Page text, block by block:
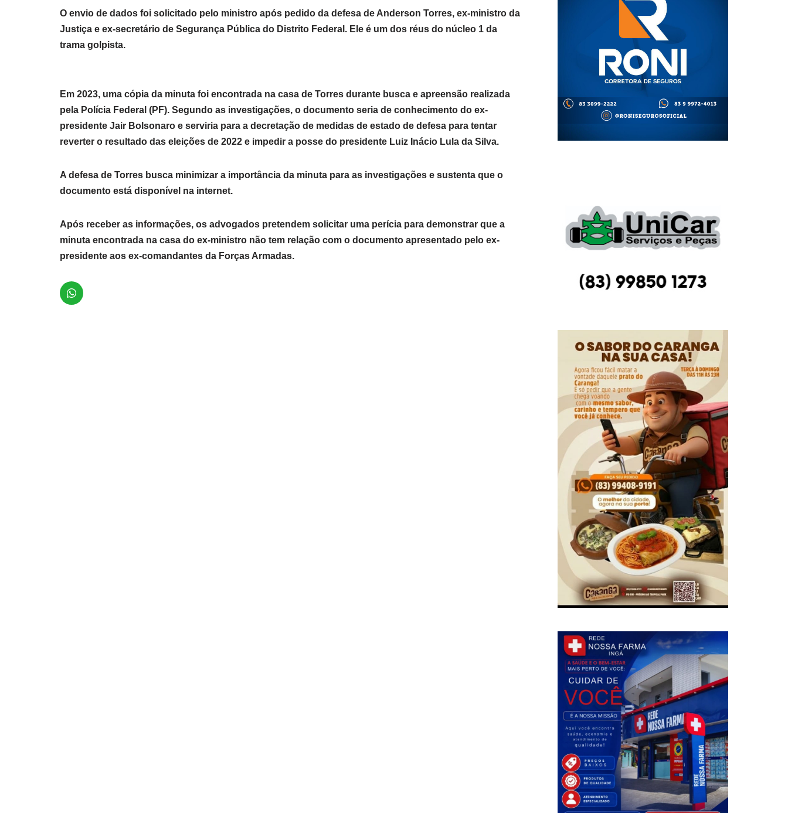
O envio de dados foi solicitado pelo ministro após pedido da defesa de Anderson Torres, ex-ministro da
Justiça e ex-secretário de Segurança Pública do Distrito Federal. Ele é um dos réus do núcleo 1 da
trama golpista.
Em 2023, uma cópia da minuta foi encontrada na casa de Torres durante busca e apreensão realizada
pela Polícia Federal (PF). Segundo as investigações, o documento seria de conhecimento do ex-
presidente Jair Bolsonaro e serviria para a decretação de medidas de estado de defesa para tentar
reverter o resultado das eleições de 2022 e impedir a posse do presidente Luiz Inácio Lula da Silva.
A defesa de Torres busca minimizar a importância da minuta para as investigações e sustenta que o
documento está disponível na internet.
Após receber as informações, os advogados pretendem solicitar uma perícia para demonstrar que a
minuta encontrada na casa do ex-ministro não tem relação com o documento apresentado pelo ex-
presidente aos ex-comandantes da Forças Armadas.